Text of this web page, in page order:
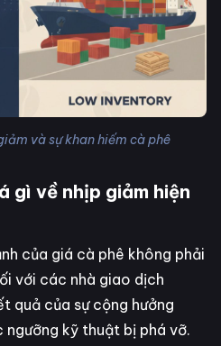
và sự khan hiếm cà phê
gì về nhịp giảm hiện
của giá cà phê không phải
với các nhà giao dịch
quả của sự cộng hưởng
kỹ thuật bị phá vỡ.